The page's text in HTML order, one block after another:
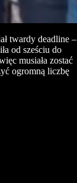
twardy deadline –
od sześciu do
musiała zostać
ogromną liczbę